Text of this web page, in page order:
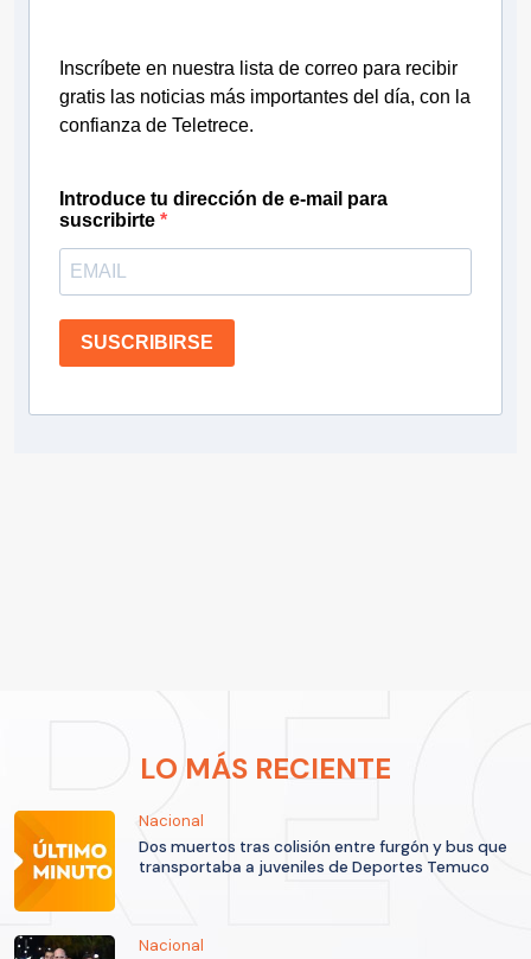
Inscríbete en nuestra lista de correo para recibir
gratis las noticias más importantes del día, con la
confianza de Teletrece.
Introduce tu dirección de e-mail para
suscribirte
SUSCRIBIRSE
LO MÁS RECIENTE
Nacional
Dos muertos tras colisión entre furgón y bus que
transportaba a juveniles de Deportes Temuco
Nacional